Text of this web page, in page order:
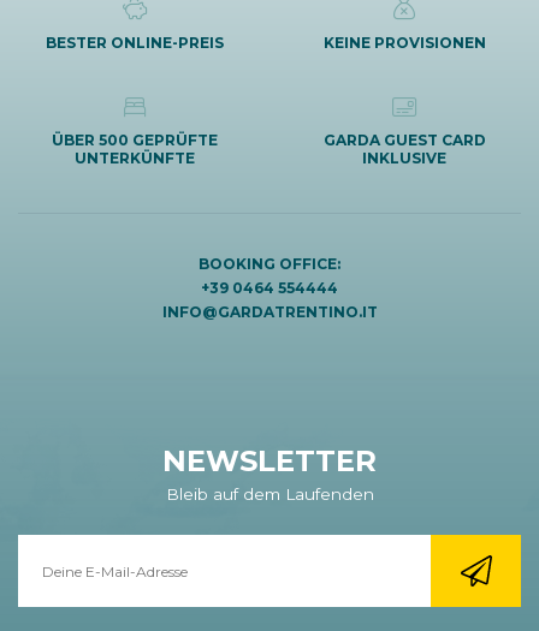
BESTER ONLINE-PREIS KEINE PROVISIONEN
ÜBER 500 GEPRÜFTE
UNTERKÜNFTE
GARDA GUEST CARD
INKLUSIVE
BOOKING OFFICE:
+39 0464 554444
INFO@GARDATRENTINO.IT
NEWSLETTER
Bleib auf dem Laufenden